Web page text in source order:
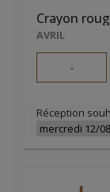
Crayon
AVRIL
-
Réception